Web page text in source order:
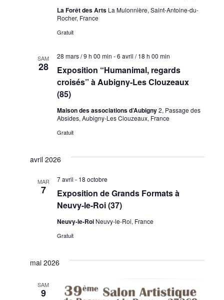
La Forêt des Arts La Mulonnière, Saint-Antoine-du-
Rocher, France
Gratuit
SAM
28
Exposition “Humanimal, regards
croisés” à Aubigny-Les Clouzeaux
(85)
28 mars / 9 h 00 min -6 avril / 18 h 00 min
Maison des associations d’Aubigny2, Passage des
Absides, Aubigny-Les Clouzeaux, France
Gratuit
avril 2026
MAR
7
Exposition de Grands Formats à
Neuvy-le-Roi (37)
7 avril - 18 octobre
Neuvy-le-Roi Neuvy-le-Roi, France
Gratuit
mai 2026
SAM
9